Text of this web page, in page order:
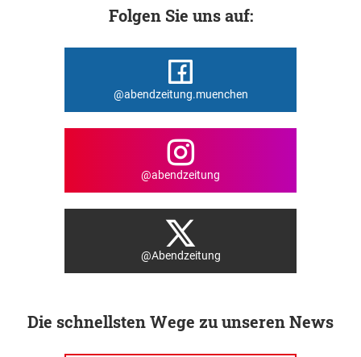
Folgen Sie uns auf:
@abendzeitung.muenchen
@abendzeitung
@Abendzeitung
Die schnellsten Wege zu unseren News